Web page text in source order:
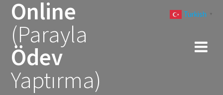
Online
(Parayla
Ödev
Yaptırma)
Turkish ▼